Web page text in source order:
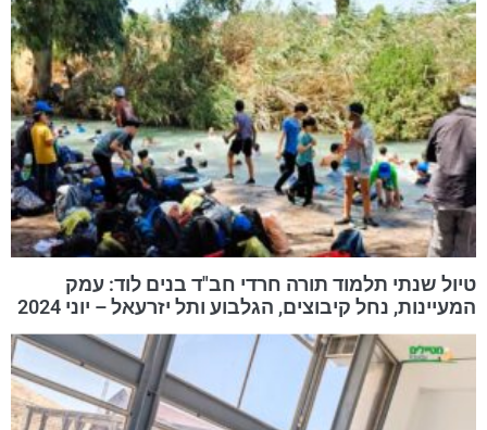
טיול שנתי תלמוד תורה חרדי חב"ד בנים לוד: עמק
המעיינות, נחל קיבוצים, הגלבוע ותל יזרעאל – יוני 2024